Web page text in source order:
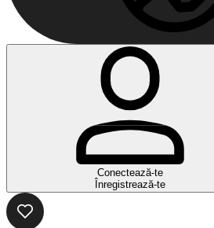
Conectează-te
Înregistrează-te